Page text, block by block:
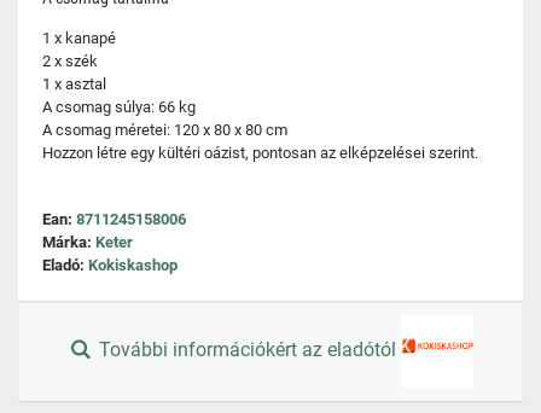
1 x kanapé
2 x szék
1 x asztal
A csomag súlya: 66 kg
A csomag méretei: 120 x 80 x 80 cm
Hozzon létre egy kültéri oázist, pontosan az elképzelései szerint.
Ean: 8711245158006
Márka: Keter
Eladó: Kokiskashop
További információkért az eladótól